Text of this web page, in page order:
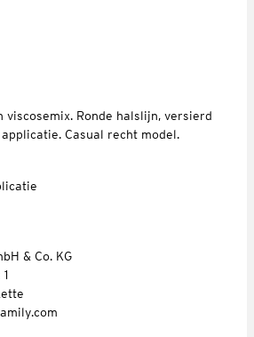
viscosemix. Ronde halslijn, versierd
Casual recht model.
& Co. KG